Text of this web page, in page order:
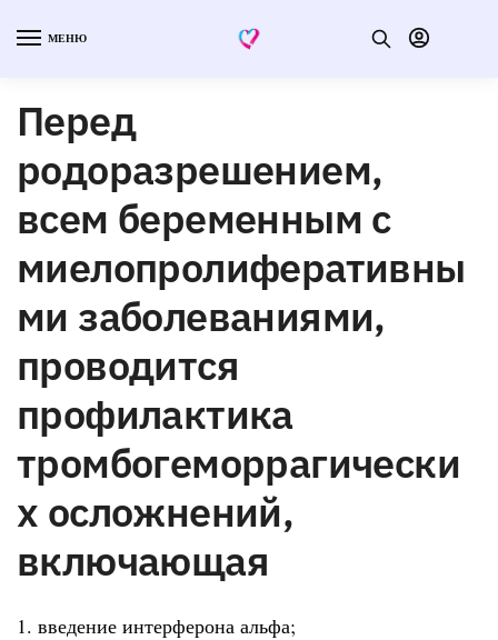
МЕНЮ
Перед
родоразрешением,
всем беременным с
миелопролиферативны
ми заболеваниями,
проводится
профилактика
тромбогеморрагически
х осложнений,
включающая
1. введение интерферона альфа;